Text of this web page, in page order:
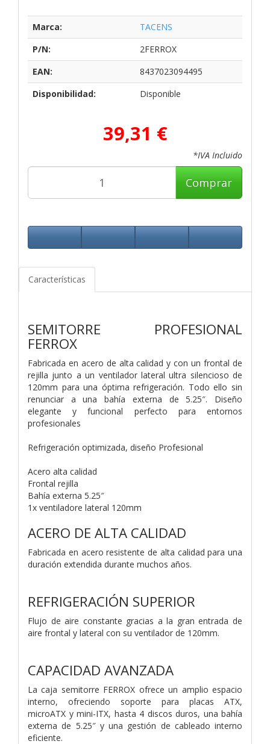
Marca:
TACENS
P/N:
2FERROX
EAN:
8437023094495
Disponibilidad:
Disponible
39,31 €
*IVA Incluido
Comprar
Características
SEMITORRE PROFESIONAL
FERROX
Fabricada en acero de alta calidad y con un frontal de
rejilla junto a un ventilador lateral ultra silencioso de
120mm para una óptima refrigeración. Todo ello sin
renunciar a una bahía externa de 5.25″. Diseño
elegante y funcional perfecto para entornos
profesionales
Refrigeración optimizada, diseño Profesional
Acero alta calidad
Frontal rejilla
Bahía externa 5.25″
1x ventiladore lateral 120mm
ACERO DE ALTA CALIDAD
Fabricada en acero resistente de alta calidad para una
duración extendida durante muchos años.
REFRIGERACIÓN SUPERIOR
Flujo de aire constante gracias a la gran entrada de
aire frontal y lateral con su ventilador de 120mm.
CAPACIDAD AVANZADA
La caja semitorre FERROX ofrece un amplio espacio
interno, ofreciendo soporte para placas ATX,
microATX y mini-ITX, hasta 4 discos duros, una bahía
externa de 5.25″ y una gestión de cableado interno
eficiente.